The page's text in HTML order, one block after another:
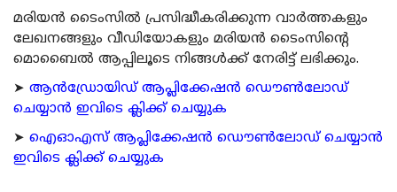
മരിയന്‍ ടൈംസില്‍ പ്രസിദ്ധീകരിക്കുന്ന വാര്‍ത്തകളും
ലേഖനങ്ങളും വീഡിയോകളും മരിയന്‍ ടൈംസിന്റെ
മൊബൈല്‍ ആപ്പിലൂടെ നിങ്ങള്‍ക്ക് നേരിട്ട് ലഭിക്കും.
➤ ആന്‍ഡ്രോയിഡ് ആപ്ലിക്കേഷന്‍ ഡൌണ്‍ലോഡ്
ചെയ്യാന്‍ ഇവിടെ ക്ലിക്ക് ചെയ്യുക
➤ ഐഓഎസ് ആപ്ലിക്കേഷന്‍ ഡൌണ്‍ലോഡ് ചെയ്യാന്‍
ഇവിടെ ക്ലിക്ക് ചെയ്യുക